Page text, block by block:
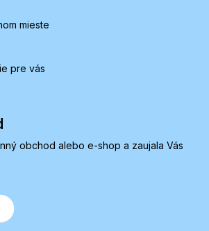
mieste
pre vás
obchod alebo e-shop a zaujala Vás